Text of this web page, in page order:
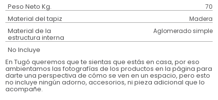
Peso Neto Kg. 70
Material del tapiz Madera
Material de la
estructura interna
Aglomerado simple
No Incluye
En Tugó queremos que te sientas que estás en casa, por eso
ambientamos las fotografías de los productos en la página para
darte una perspectiva de cómo se ven en un espacio, pero esto
no incluye ningún adorno, accesorios, ni pieza adicional que lo
acompañe.